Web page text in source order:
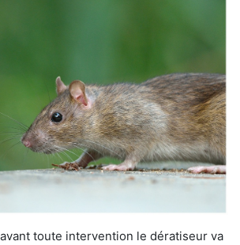
toute intervention le dératiseur va